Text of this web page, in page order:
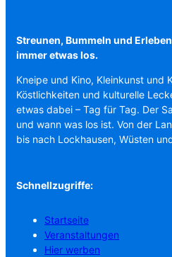
Streunen, Bummeln und
immer etwas los.
Kneipe und Kino, Kleinkunst und
Köstlichkeiten und kulturelle
etwas dabei – Tag für Tag. Der
und wann was los ist. Von der
bis nach Lockhausen, Wüsten
Schnellzugriffe:
Startseite
Veranstaltungen
Hier werben